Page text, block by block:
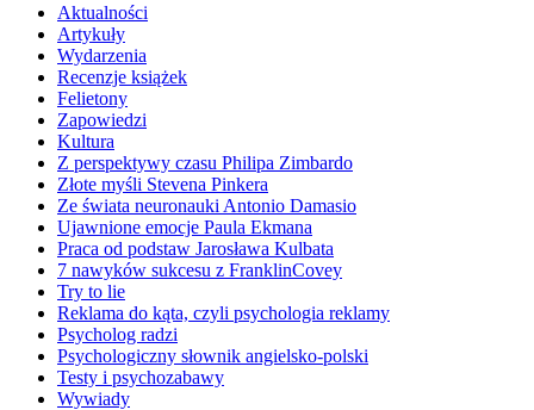
Aktualności
Artykuły
Wydarzenia
Recenzje książek
Felietony
Zapowiedzi
Kultura
Z perspektywy czasu Philipa Zimbardo
Złote myśli Stevena Pinkera
Ze świata neuronauki Antonio Damasio
Ujawnione emocje Paula Ekmana
Praca od podstaw Jarosława Kulbata
7 nawyków sukcesu z FranklinCovey
Try to lie
Reklama do kąta, czyli psychologia reklamy
Psycholog radzi
Psychologiczny słownik angielsko-polski
Testy i psychozabawy
Wywiady